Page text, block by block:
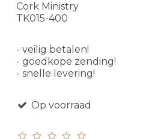
Cork Ministry
TK015-400
- veilig betalen!
- goedkope zending!
- snelle levering!
Op voorraad